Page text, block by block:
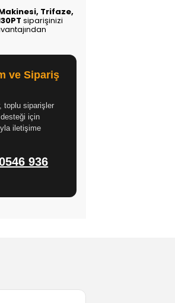
Trifaze,
siparişinizi
ve Sipariş
toplu siparişler
için
iletişime
936